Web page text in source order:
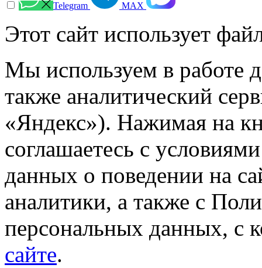
Telegram МАХ
Этот сайт использует
Мы используем в работе
также аналитический
«Яндекс»). Нажимая на
соглашаетесь с
данных о поведении на
аналитики, а также с
персональных данных, с
сайте.